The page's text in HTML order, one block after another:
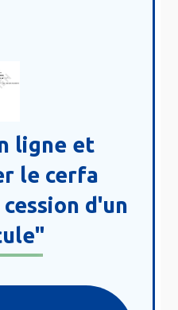
ligne et
le cerfa
d'un